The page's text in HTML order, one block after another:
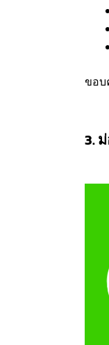
ขอบ
3.